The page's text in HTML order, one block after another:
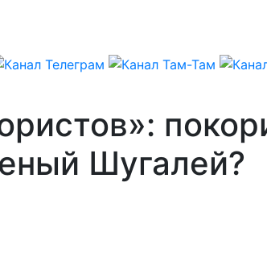
Шугалей?